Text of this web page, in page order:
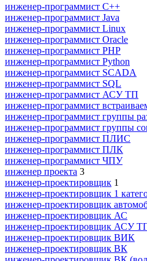
инженер-программист C++
инженер-программист Java
инженер-программист Linux
инженер-программист Oracle
инженер-программист PHP
инженер-программист Python
инженер-программист SCADA
инженер-программист SQL
инженер-программист АСУ ТП
инженер-программист
инженер-программист группы
инженер-программист группы
инженер-программист ПЛИС
инженер-программист ПЛК
инженер-программист ЧПУ
инженер проекта 3
инженер-проектировщик 1
инженер-проектировщик 1
инженер-проектировщик
инженер-проектировщик АС
инженер-проектировщик АСУ
инженер-проектировщик ВИК
инженер-проектировщик ВК